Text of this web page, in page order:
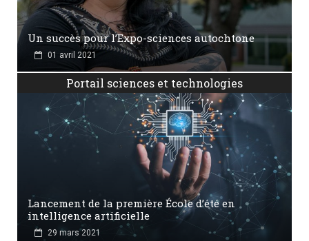
Un succès pour l’Expo-sciences autochtone
01 avril 2021
Portail sciences et technologies
Lancement de la première École d’été en
intelligence artificielle
29 mars 2021